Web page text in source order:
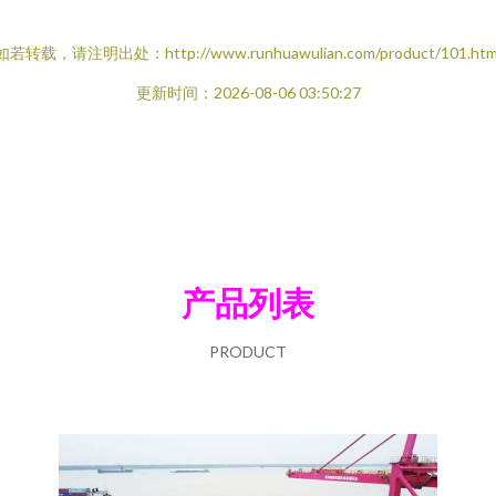
若转载，请注明出处：http://www.runhuawulian.com/product/
更新时间：2026-08-06 03:50:27
产品列表
PRODUCT